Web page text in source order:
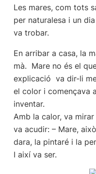
Les mares, com tots
per naturalesa i un
va trobar.
En arribar a casa, la
mà.  Mare no és el
explicació  va dir-li
el color i començava
inventar.
Amb la calor, va
va acudir: – Mare,
dara, la pintaré i la
I així va ser.